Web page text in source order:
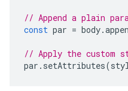
// Append a plain
const par = body.
// Apply the custom
par . setAttributes(